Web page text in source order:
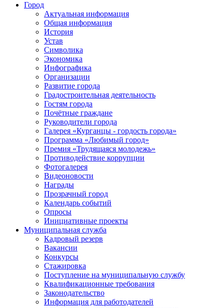
Город
Актуальная информация
Общая информация
История
Устав
Символика
Экономика
Инфографика
Организации
Развитие города
Градостроительная деятельность
Гостям города
Почётные граждане
Руководители города
Галерея «Курганцы - гордость города»
Программа «Любимый город»
Премия «Трудящаяся молодежь»
Противодействие коррупции
Фотогалерея
Видеоновости
Награды
Прозрачный город
Календарь событий
Опросы
Инициативные проекты
Муниципальная служба
Кадровый резерв
Вакансии
Конкурсы
Стажировка
Поступление на муниципальную службу
Квалификационные требования
Законодательство
Информация для работодателей